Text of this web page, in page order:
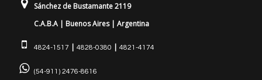
Sánchez de Bustamante 2119
C.A.B.A | Buenos Aires | Argentina
4824-1517 | 4828-0380 | 4821-4174
(54-911) 2476-8616